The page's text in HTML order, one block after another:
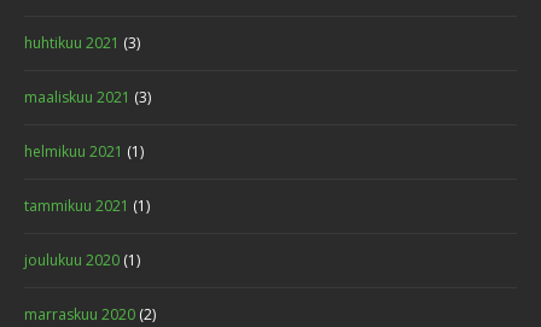
huhtikuu 2021 (3)
maaliskuu 2021 (3)
helmikuu 2021 (1)
tammikuu 2021 (1)
joulukuu 2020 (1)
marraskuu 2020 (2)